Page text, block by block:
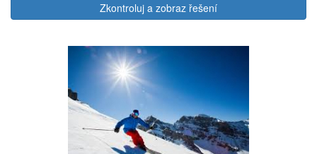
Zkontroluj a zobraz řešení